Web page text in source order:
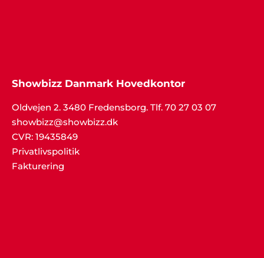
Showbizz Danmark Hovedkontor
Oldvejen 2. 3480 Fredensborg. Tlf. 70 27 03 07
showbizz@showbizz.dk
CVR: 19435849
Privatlivspolitik
Fakturering